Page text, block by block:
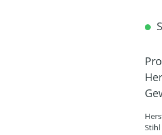
Stihl